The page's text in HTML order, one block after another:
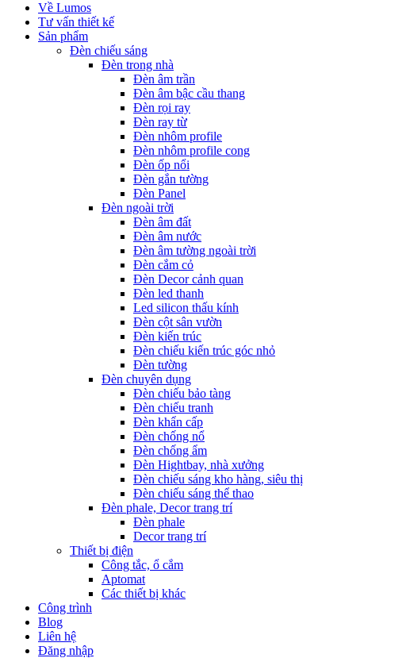
Về Lumos
Tư vấn thiết kế
Sản phẩm
Đèn chiếu sáng
Đèn trong nhà
Đèn âm trần
Đèn âm bậc cầu thang
Đèn rọi ray
Đèn ray từ
Đèn nhôm profile
Đèn nhôm profile cong
Đèn ốp nổi
Đèn gắn tường
Đèn Panel
Đèn ngoài trời
Đèn âm đất
Đèn âm nước
Đèn âm tường ngoài trời
Đèn cắm cỏ
Đèn Decor cảnh quan
Đèn led thanh
Led silicon thấu kính
Đèn cột sân vườn
Đèn kiến trúc
Đèn chiếu kiến trúc góc nhỏ
Đèn tường
Đèn chuyên dụng
Đèn chiếu bảo tàng
Đèn chiếu tranh
Đèn khẩn cấp
Đèn chống nổ
Đèn chống ẩm
Đèn Hightbay, nhà xưởng
Đèn chiếu sáng kho hàng, siêu thị
Đèn chiếu sáng thể thao
Đèn phale, Decor trang trí
Đèn phale
Decor trang trí
Thiết bị điện
Công tắc, ổ cắm
Aptomat
Các thiết bị khác
Công trình
Blog
Liên hệ
Đăng nhập